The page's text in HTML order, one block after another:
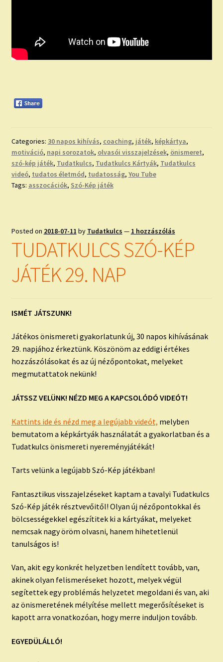
Categories: 30 napos kihívás, coaching, játék, képkártya,
motiváció, napi sorozatok, olvasói visszajelzések, önismeret,
szó-kép játék, Tudatkulcs, Tudatkulcs Kártyák, Tudatkulcs
videó, tudatos életmód, tudatosság, You Tube
Tags: asszocációk, Szó-Kép játék
Posted on 2018-07-11 by Tudatkulcs — 1 hozzászólás
TUDATKULCS SZÓ-KÉP
JÁTÉK 29. NAP
ISMÉT JÁTSZUNK!
Játékos önismereti gyakorlatunk új, 30 napos kihívásának
29. napjához érkeztünk. Köszönöm az eddigi értékes
hozzászólásokat és az új nézőpontokat, melyeket
megmutattatok nekünk!
JÁTSSZ VELÜNK! NÉZD MEG A KAPCSOLÓDÓ VIDEÓT!
Kattints ide és nézd meg a legújabb videót, melyben
bemutatom a képkártyák használatát a gyakorlatban és a
Tudatkulcs önismereti nyereményjátékát!
Tarts velünk a legújabb Szó-Kép játékban!
Fantasztikus visszajelzéseket kaptam a tavalyi Tudatkulcs
Szó-Kép játék résztvevőitől! Olyan új nézőpontokkal és
bölcsességekkel egészítitek ki a kártyákat, melyeket
nemcsak nagy öröm olvasni, hanem hihetetlenül
tanulságos is!
Van, akit egy konkrét helyzetben lendített tovább, van,
akinek olyan felismeréseket hozott, melyek végül
segítettek egy problémás helyzetet megoldani és van, aki
az önismeretének mélyítése mellett megerősítéseket is
kapott arra vonatkozóan, hogy merre induljon tovább.
EGYEDÜLÁLLÓ!